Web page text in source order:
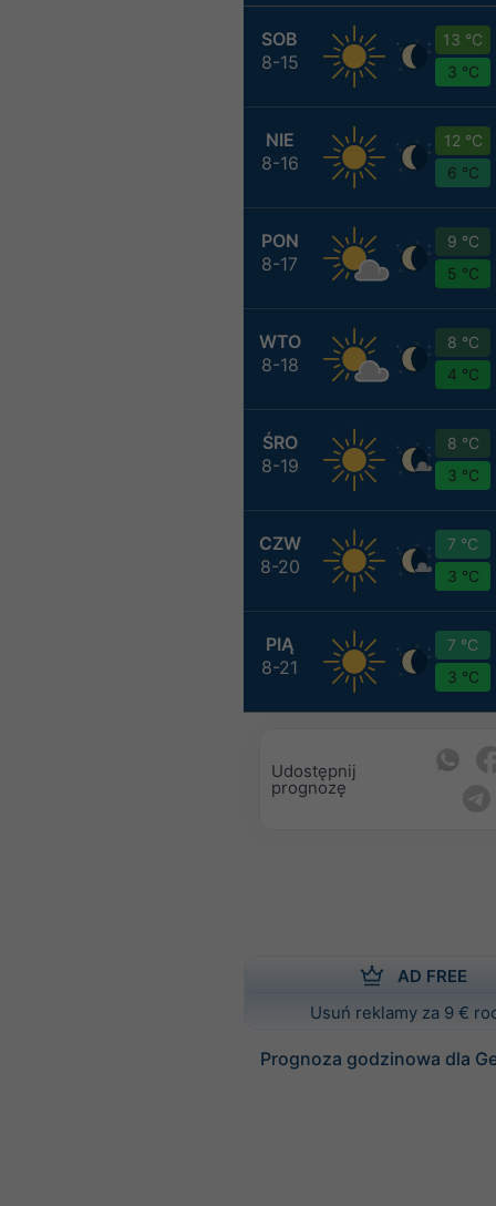
SOB
8-15
13 °C
3 °C
NIE
8-16
12 °C
6 °C
PON
8-17
9 °C
5 °C
WTO
8-18
8 °C
4 °C
ŚRO
8-19
8 °C
3 °C
CZW
8-20
7 °C
3 °C
PIĄ
8-21
7 °C
3 °C
Udostępnij
prognozę
AD FREE
Usuń reklamy za 9 €
Prognoza godzinowa dla